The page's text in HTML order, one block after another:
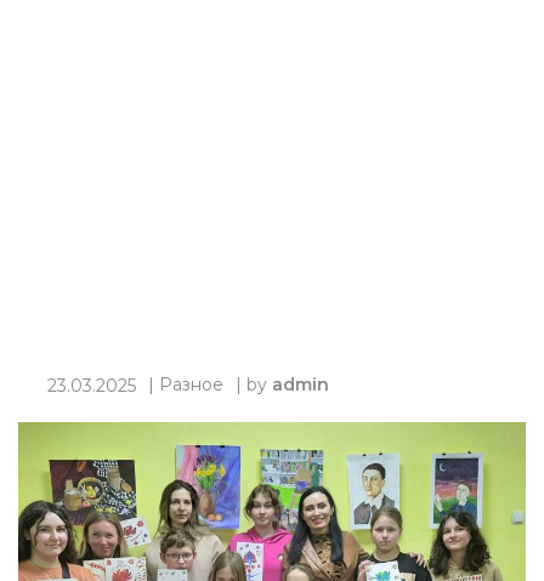
23.03.2025 | Разное | by admin